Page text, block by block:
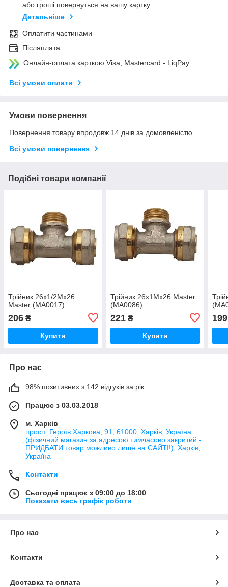
або гроші повернуться на вашу картку
Детальніше
Оплатити частинами
Післяплата
Онлайн-оплата карткою Visa, Mastercard - LiqPay
Всі умови оплати
Умови повернення
Повернення товару впродовж 14 днів за домовленістю
Всі умови повернення
Подібні товари компанії
Трійник 26x1/2Mx26
Master (MA0017)
206 ₴
Купити
Трійник 26x1Mx26 Master
(MA0086)
221₴
Купити
199
Про нас
98% позитивних з 142 відгуків за рік
Працює з 03.03.2018
м. Харків
просп. Героїв Харкова, 91, 61000, Харків, Україна
(фізичний магазин за адресою тимчасово закритий -
ПРИДБАТИ товар можливо лише на САЙТІ!), Харків,
Україна
Контакти
Сьогодні працює з 09:00 до 18:00
Показати весь графік роботи
Про нас
Контакти
Доставка та оплата